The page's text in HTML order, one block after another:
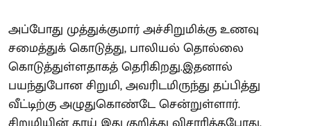
அப்போது முத்துக்குமார் அச்சிறுமிக்கு உணவு
சமைத்துக் கொடுத்து, பாலியல் தொல்லை
கொடுத்துள்ளதாகத் தெரிகிறது.இதனால்
பயந்துபோன சிறுமி, அவரிடமிருந்து தப்பித்து
வீட்டிற்கு அழுதுகொண்டே சென்றுள்ளார்.